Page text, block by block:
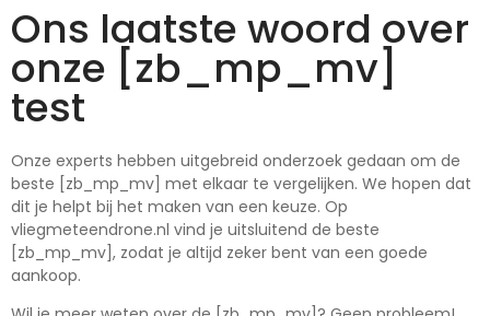
Ons laatste woord over
onze [zb_mp_mv]
test
Onze experts hebben uitgebreid onderzoek gedaan om de
beste [zb_mp_mv] met elkaar te vergelijken. We hopen dat
dit je helpt bij het maken van een keuze. Op
vliegmeteendrone.nl vind je uitsluitend de beste
[zb_mp_mv], zodat je altijd zeker bent van een goede
aankoop.